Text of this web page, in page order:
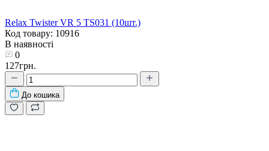
Relax Twister VR 5 TS031 (10шт.)
Код товару: 10916
В наявності
0
127грн.
До кошика